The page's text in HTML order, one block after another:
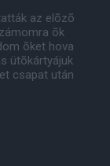
az elõzõ
õk
õket hova
ütõkártyájuk
csapat után